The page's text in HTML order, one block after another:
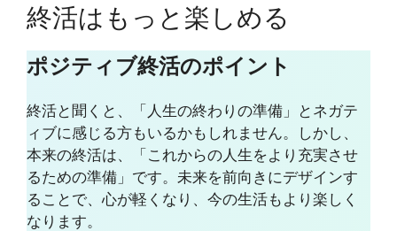
終活はもっと楽しめる
ポジティブ終活のポイント
終活と聞くと、「人生の終わりの準備」とネガテ
ィブに感じる方もいるかもしれません。しかし、
本来の終活は、「これからの人生をより充実させ
るための準備」です。未来を前向きにデザインす
ることで、心が軽くなり、今の生活もより楽しく
なります。